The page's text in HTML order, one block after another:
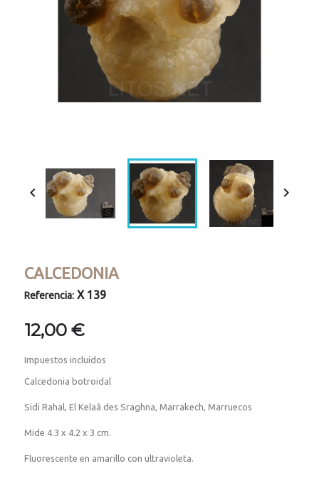
 
CALCEDONIA
Referencia: X 139
12,00 €
Impuestos incluidos
Calcedonia botroidal
Sidi Rahal, El Kelaâ des Sraghna, Marrakech, Marruecos
Mide 4.3 x 4.2 x 3 cm.
Fluorescente en amarillo con ultravioleta.